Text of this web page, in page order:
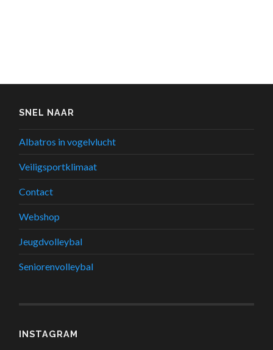
SNEL NAAR
Albatros in vogelvlucht
Veiligsportklimaat
Contact
Webshop
Jeugdvolleybal
Seniorenvolleybal
INSTAGRAM